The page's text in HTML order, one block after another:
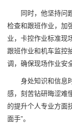
同时，他坚持问题
检查和跟班作业，加
业，卡控作业标准现
跟班作业和机车监控
调，确保现场作业安
身处知识和信息时
感，刻苦钻研晦涩难
的提升个人专业方面
面手”。